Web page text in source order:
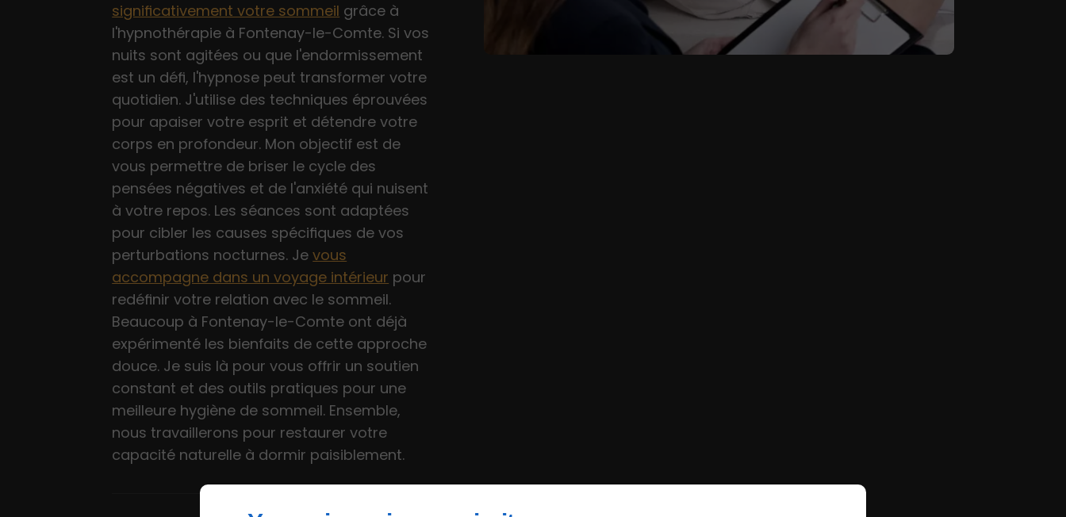
significativement votre sommeil grâce à
l'hypnothérapie à Fontenay-le-Comte. Si vos
nuits sont agitées ou que l'endormissement
est un défi, l'hypnose peut transformer votre
quotidien. J'utilise des techniques éprouvées
pour apaiser votre esprit et détendre votre
corps en profondeur. Mon objectif est de
vous permettre de briser le cycle des
pensées négatives et de l'anxiété qui nuisent
à votre repos. Les séances sont adaptées
pour cibler les causes spécifiques de vos
perturbations nocturnes. Jevous
accompagne dans un voyage intérieur pour
redéfinir votre relation avec le sommeil.
Beaucoup à Fontenay-le-Comte ont déjà
expérimenté les bienfaits de cette approche
douce. Je suis là pour vous offrir un soutien
constant et des outils pratiques pour une
meilleure hygiène de sommeil. Ensemble,
nous travaillerons pour restaurer votre
capacité naturelle à dormir paisiblement.